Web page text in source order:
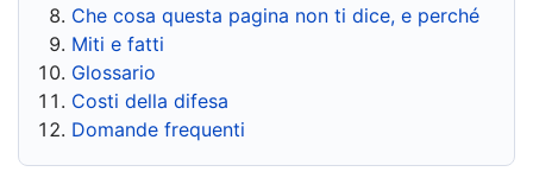
Che cosa questa pagina non ti dice, e perché
Miti e fatti
Glossario
Costi della difesa
Domande frequenti